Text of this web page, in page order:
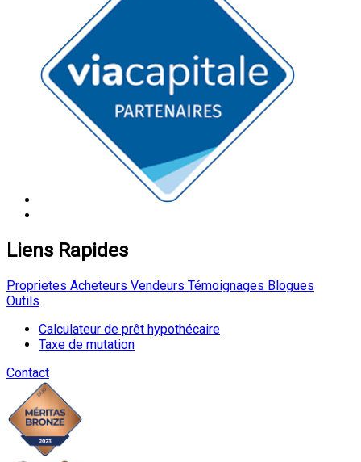
Liens Rapides
Proprietes Acheteurs Vendeurs Témoignages Blogues
Outils
Calculateur de prêt hypothécaire
Taxe de mutation
Contact